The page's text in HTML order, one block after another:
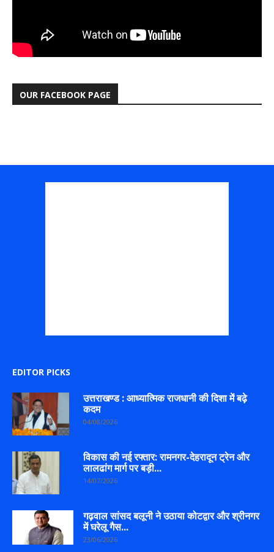
OUR FACEBOOK PAGE
EDITOR PICKS
उत्तराखण्ड : आध्यात्मिक राजधानी की दिशा में बढ़े
कदम
04/08/2026
विकास की नई रफ्तार: रामनगर-देहरादून ट्रेन और
लालढांग मार्ग पर बड़ी...
14/07/2026
गढ़वाल सांसद बलूनी ने उठाया कोटद्वार और श्रीनगर
में घरेलू गैस...
23/06/2026